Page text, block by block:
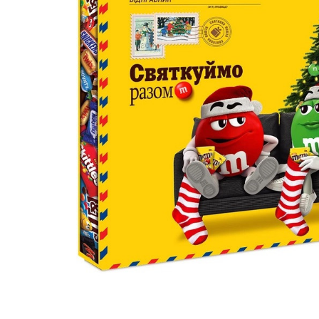
Ликеры
Вермут
Текила
Слабоалкогольные
напитки
Восточная
Снеки и
Пищевые
масло
Мука и
наборы